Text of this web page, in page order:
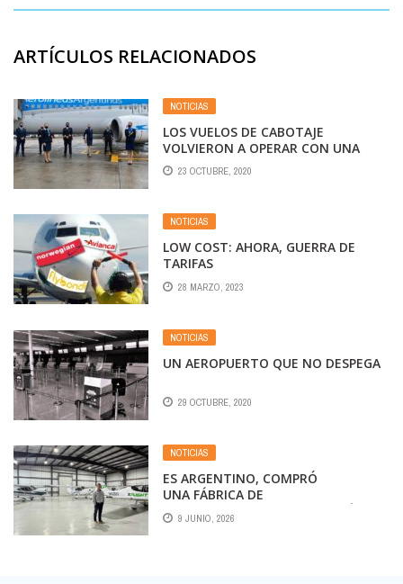
ARTÍCULOS RELACIONADOS
NOTICIAS
LOS VUELOS DE CABOTAJE
VOLVIERON A OPERAR CON UNA
OCUPACIÓN PROMEDIO DEL 70 POR
CIENTO
23 OCTUBRE, 2020
NOTICIAS
LOW COST: AHORA, GUERRA DE
TARIFAS
28 MARZO, 2023
NOTICIAS
UN AEROPUERTO QUE NO DESPEGA
29 OCTUBRE, 2020
NOTICIAS
ES ARGENTINO, COMPRÓ
UNA FÁBRICA DE
AVIONES ABANDONADA Y ESTÁ
PRODUCIENDO ALGO INÉDITO
9 JUNIO, 2026